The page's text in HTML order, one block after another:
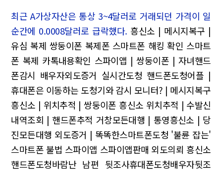
최근 A가상자산은 통상 3~4달러로 거래되던 가격이 일
순간에 0.0008달러로 급락했다. 흥신소 | 메시지복구 |
유심 복제 쌍둥이폰 복제폰 스마트폰 해킹 확인 스마트
폰 복제 카톡내용확인 스파이앱 | 쌍둥이폰 | 자녀핸드
폰감시 배우자외도증거 실시간도청 핸드폰도청어플 |
휴대폰은 이동하는 도청기와 감시 모니터? | 메시지복구
흥신소 | 위치추적 | 쌍둥이폰 흥신소 위치추적 | 수발신
내역조회 | 핸드폰추적 거창모든대행 | 통영흥신소 | 당
진모든대행 외도증거 | 똑똑한스마트폰도청 '불륜 잡는'
스마트폰 불법 스파이앱 스파이앱판매 외도의뢰 흥신소
핸드폰도청바람난 남편 뒷조사휴대폰도청배우자뒷조